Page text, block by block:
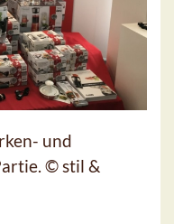
und
© stil &